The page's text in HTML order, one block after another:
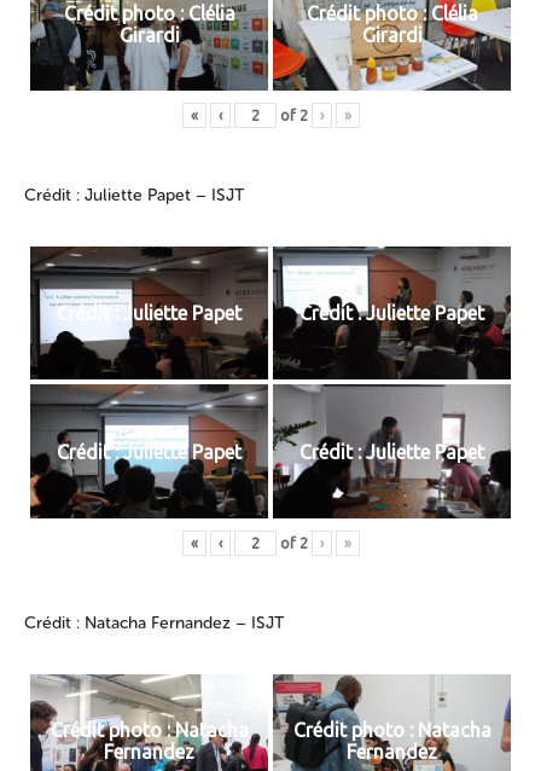
Crédit photo : Clélia
Girardi
Crédit photo : Clélia
Girardi
« ‹ of 2 › »
Crédit : Juliette Papet – ISJT
Crédit : Juliette Papet Crédit : Juliette Papet
Crédit : Juliette Papet Crédit : Juliette Papet
« ‹ of 2 › »
Crédit : Natacha Fernandez – ISJT
Crédit photo : Natacha
Fernandez
Crédit photo : Natacha
Fernandez